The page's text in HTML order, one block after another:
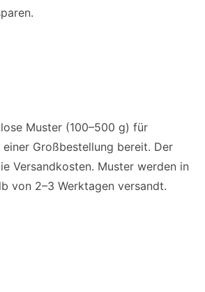
Muster (100–500 g) für
Großbestellung bereit. Der
Versandkosten. Muster werden in
von 2–3 Werktagen versandt.